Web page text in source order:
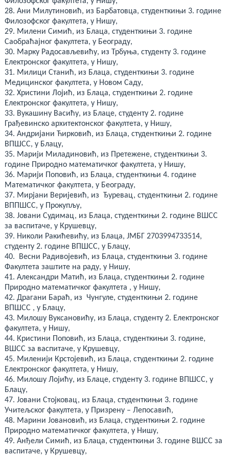
28. Ани Милутиновић, из Барбатовца, студенткињи 3. године
Филозофског факултета, у Нишу,
29. Милени Симић, из Блаца, студенткињи 3. године
Саобраћајног факултета, у Београду,
30. Марку Радосављевићу, из Трбуња, студенту 3. године
Електронског факултета, у Нишу,
31. Милици Станић, из Блаца, студенткињи 3. године
Медицинског факултета, у Новом Саду,
32. Христини Лојић, из Блаца, студенткињи 2. године
Електронског факултета, у Нишу,
33. Вукашину Васићу, из Блаце, студенту 2. године
Грађевинско архитектонског факултета, у Нишу,
34. Андријани Ћирковић, из Блаца, студенткињи 2. године
ВПШСС, у Блацу,
35. Марији Миладиновић, из Претежене, студенткињи 3.
године Природно математичког факултета, у Нишу,
36. Марији Поповић, из Блаца, студенткињи 4. године
Математичког факултета, у Београду,
37. Мирјани Веријевић, из Ђуревац, студенткињи 2. године
ВППШСС, у Прокупљу,
38. Јовани Судимац, из Блаца, студенткињи 2. године ВШСС
за васпитаче, у Крушевцу,
39. Николи Ракићевићу, из Блаца, ЈМБГ 2703994733514,
студенту 2. године ВПШСС, у Блацу,
40. Весни Радивојевић, из Блаца, студенткињи 3. године
Факултета заштите на раду, у Нишу,
41. Александри Матић, из Блаца, студенткињи 2. године
Природно математичког факултета , у Нишу,
42. Драгани Бараћ, из Чунгуле, студенткињи 2. године
ВПШСС , у Блацу,
43. Милошу Вуксановићу, из Блаца, студенту 2. Електронског
факултета, у Нишу,
44. Кристини Поповић, из Блаца, студенткињи 3. године,
ВШСС за васпитаче, у Крушевцу,
45. Миленији Крстојевић, из Блаца, студенткињи 2. године
Електронског факултета, у Нишу,
46. Милошу Лојићу, из Блаце, студенту 3. године ВПШСС, у
Блацу,
47. Јовани Стојковац, из Блаца, студенткињи 3. године
Учитељског факултета, у Призрену – Лепосавић,
48. Марини Јовановић, из Блаца, студенткињи 2. године
Природно математичког факултета, у Нишу,
49. Анђели Симић, из Блаца, студенткињи 3. године ВШСС за
васпитаче, у Крушевцу,